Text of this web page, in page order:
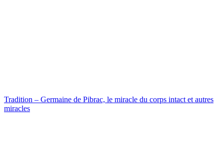
Tradition – Germaine de Pibrac, le miracle du corps intact et autres
miracles